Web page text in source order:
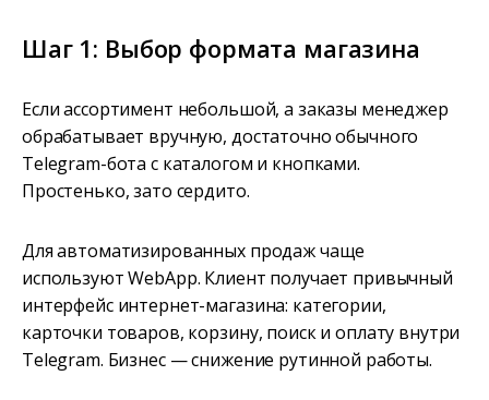
Шаг 1: Выбор формата магазина
Если ассортимент небольшой, а заказы менеджер
обрабатывает вручную, достаточно обычного
Telegram-бота с каталогом и кнопками.
Простенько, зато сердито.
Для автоматизированных продаж чаще
используют WebApp. Клиент получает привычный
интерфейс интернет-магазина: категории,
карточки товаров, корзину, поиск и оплату внутри
Telegram. Бизнес — снижение рутинной работы.